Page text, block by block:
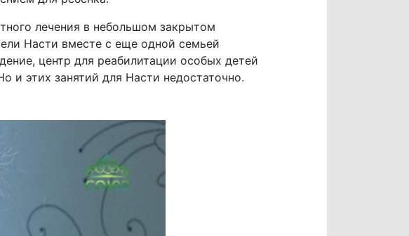
лечения в небольшом закрытом
Насти вместе с еще одной семьей
центр для реабилитации особых детей
и этих занятий для Насти недостаточно.